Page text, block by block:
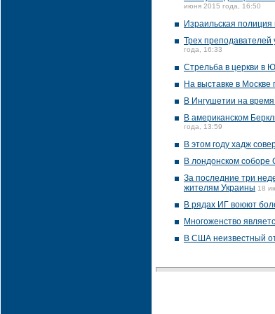
июня 2015 года, 16:50
Израильская
Трех преподавателей
года, 16:33
Стрельба в церкви в
На выставке в
В Ингушетии на
В американском
года, 13:59
В этом году хадж
В лондонском соборе
За последние три
жителям Украины 18
В рядах ИГ воюют
Многоженство
В США неизвестный